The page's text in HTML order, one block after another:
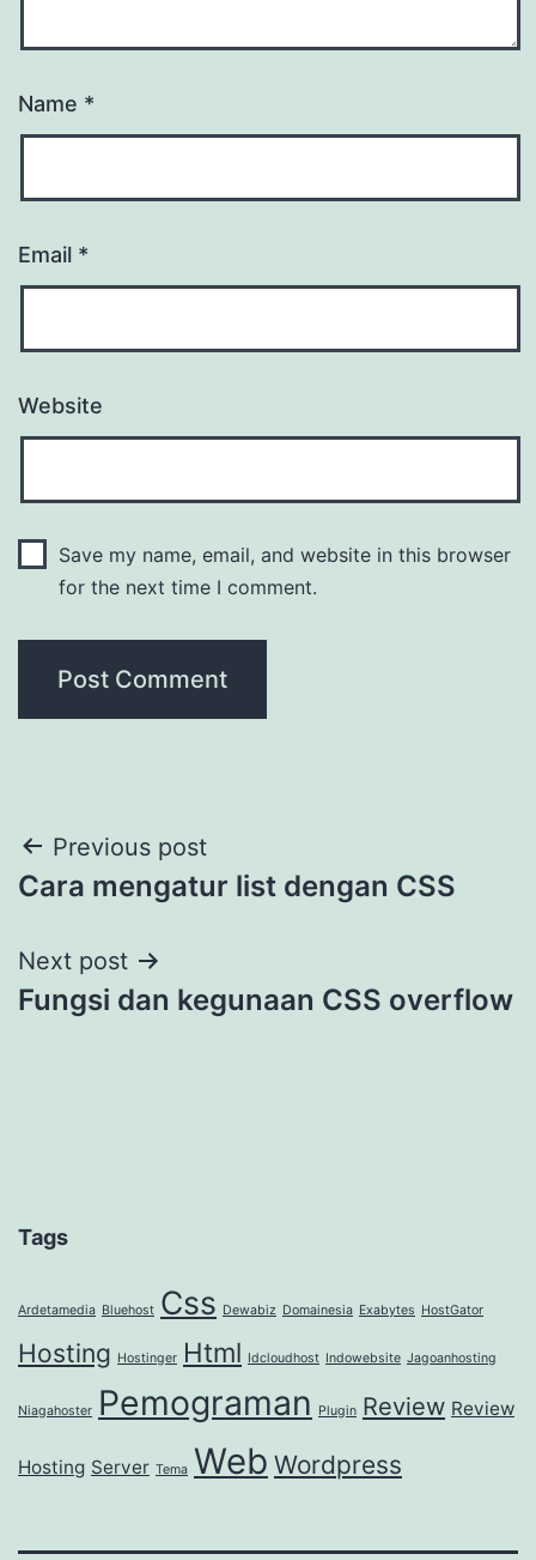
Name *
Email *
Website
Save my name, email, and website in this browser
for the next time I comment.
Post
navigation
Previous post
Cara mengatur list dengan CSS
Next post
Fungsi dan kegunaan CSS overflow
Tags
Ardetamedia Bluehost Css Dewabiz Domainesia Exabytes HostGator
Hosting Hostinger Html Idcloudhost Indowebsite Jagoanhosting
Niagahoster Pemograman Plugin Review Review
Hosting Server Tema Web Wordpress